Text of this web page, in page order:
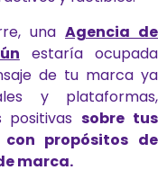
una Agencia de
estaría ocupada
de tu marca ya
y plataformas,
positivassobre tus
propósitos de
marca.